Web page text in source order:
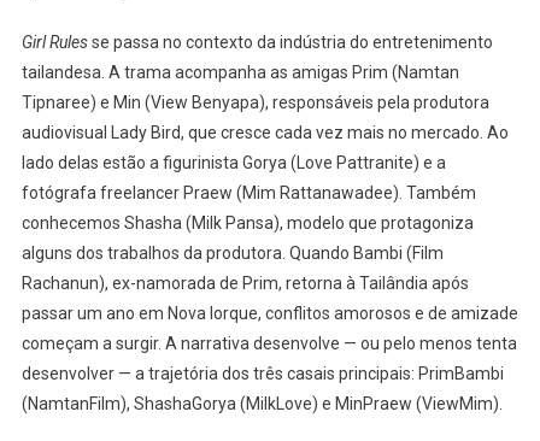
Girl Rulesse passa no contexto da indústria do entretenimento
tailandesa. A trama acompanha as amigas Prim (Namtan
Tipnaree) e Min (View Benyapa), responsáveis pela produtora
audiovisual Lady Bird, que cresce cada vez mais no mercado. Ao
lado delas estão a figurinista Gorya (Love Pattranite) e a
fotógrafa freelancer Praew (Mim Rattanawadee). Também
conhecemos Shasha (Milk Pansa), modelo que protagoniza
alguns dos trabalhos da produtora. Quando Bambi (Film
Rachanun), ex-namorada de Prim, retorna à Tailândia após
passar um ano em Nova Iorque, conflitos amorosos e de amizade
começam a surgir. A narrativa desenvolve — ou pelo menos tenta
desenvolver — a trajetória dos três casais principais: PrimBambi
(NamtanFilm), ShashaGorya (MilkLove) e MinPraew (ViewMim).